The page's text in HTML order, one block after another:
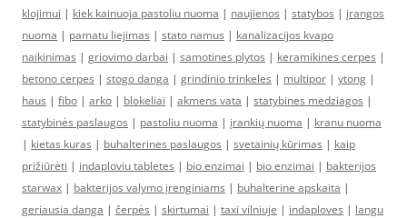
klojimui | kiek kainuoja pastoliu nuoma | naujienos | statybos | įrangos
nuoma | pamatu liejimas | stato namus | kanalizacijos kvapo
naikinimas | griovimo darbai | samotines plytos | keramikines cerpes |
betono cerpes | stogo danga | grindinio trinkeles | multipor | ytong |
haus | fibo | arko | blokeliai | akmens vata | statybines medziagos |
statybinės paslaugos | pastoliu nuoma | įrankių nuoma | kranu nuoma
| kietas kuras | buhalterines paslaugos | svetainių kūrimas | kaip
prižiūrėti | indaploviu tabletes | bio enzimai | bio enzimai | bakterijos
starwax | bakterijos valymo įrenginiams | buhalterine apskaita |
geriausia danga | čerpės | skirtumai | taxi vilniuje | indaploves | langu